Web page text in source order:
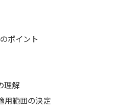
ポイント
理解
範囲の決定